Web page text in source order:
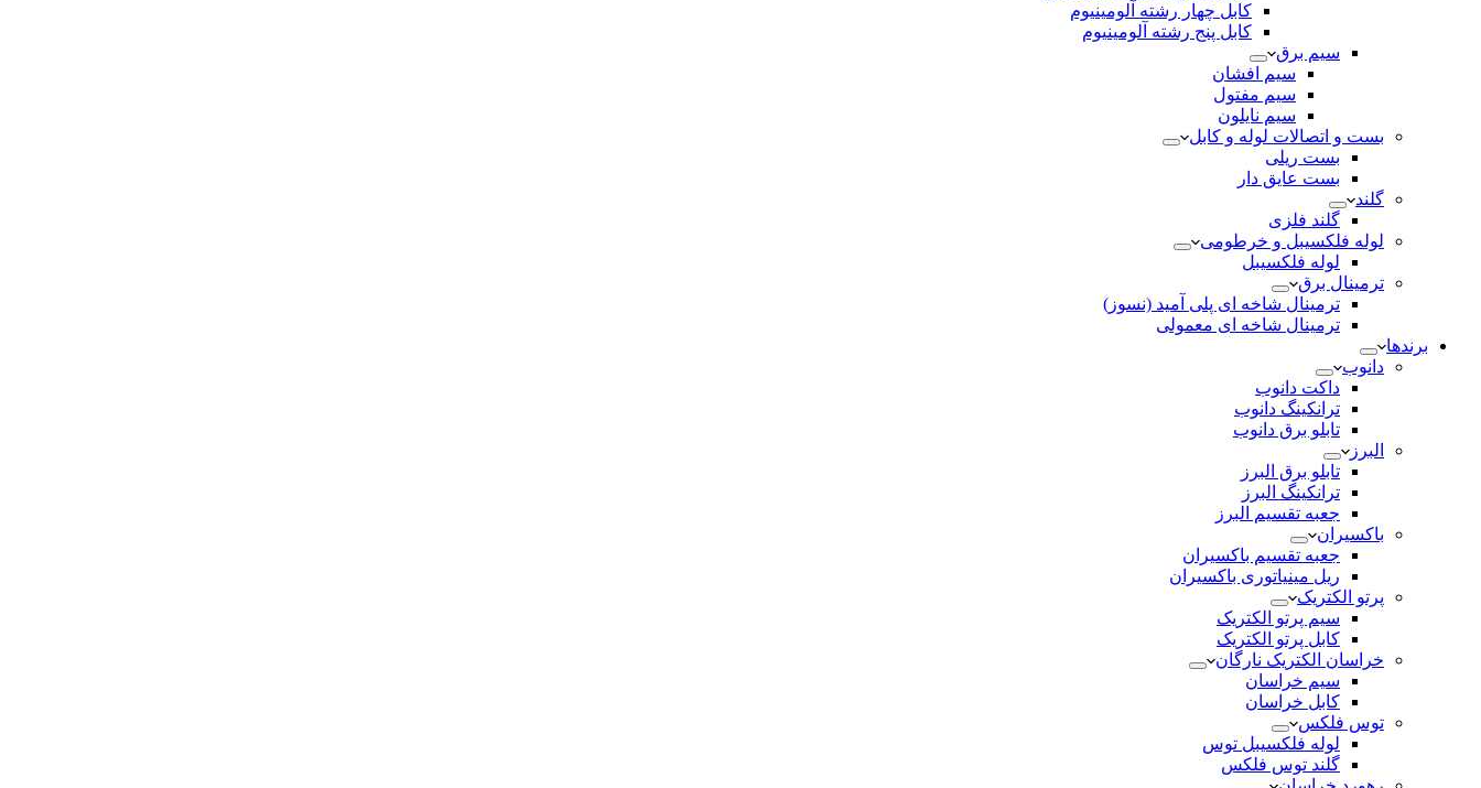
کابل چهار رشته آلومینیوم
کابل پنج رشته آلومینیوم
سیم برق
سیم افشان
سیم مفتول
سیم نایلون
بست و اتصالات لوله و کابل
بست ریلی
بست عایق دار
گلند
گلند فلزی
لوله فلکسیبل و خرطومی
لوله فلکسیبل
ترمینال برق
ترمینال شاخه ای پلی آمید (نسوز)
ترمینال شاخه ای معمولی
برندها
دانوب
داکت دانوب
ترانکینگ دانوب
تابلو برق دانوب
البرز
تابلو برق البرز
ترانکینگ البرز
جعبه تقسیم البرز
باکسیران
جعبه تقسیم باکسیران
ریل مینیاتوری باکسیران
پرتو الکتریک
سیم پرتو الکتریک
کابل پرتو الکتریک
خراسان الکتریک نارگان
سیم خراسان
کابل خراسان
توس فلکس
لوله فلکسیبل توس
گلند توس فلکس